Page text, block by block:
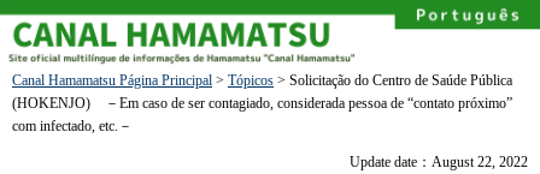
Canal Hamamatsu Página Principal > Tópicos > Solicitação do Centro de Saúde Pública
(HOKENJO) －Em caso de ser contagiado, considerada pessoa de “contato próximo”
com infectado, etc.－
Update date：August 22, 2022